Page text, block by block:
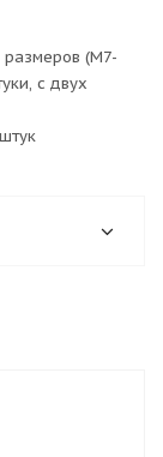
размеров (М7-
с двух